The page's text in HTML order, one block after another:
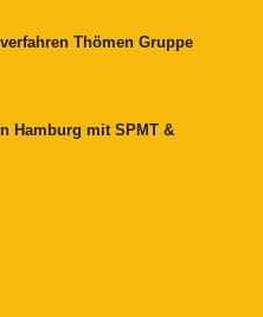
Thömen Gruppe
Hamburg mit SPMT &